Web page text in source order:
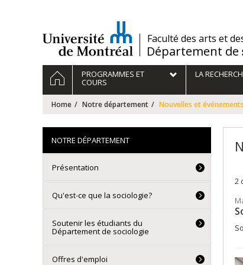
/Faculté des arts et
Département de
Navigation
principale
HOMEPROGRAMMES ET
COURS
LA
Home Notre département Nouvelles et événements
2
NOTRE DÉPARTEMENT
Présentation
Qu'est-ce que la sociologie?
Soutenir les étudiants du
Département de sociologie
Offres d'emploi